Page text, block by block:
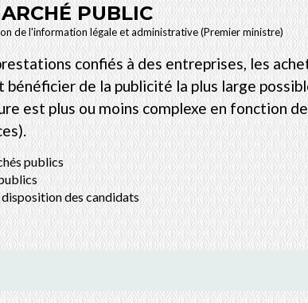
PUBLIC
de l'information légale et administrative (Premier ministre)
confiés à des entreprises, les
bénéficier de la publicité la plus large
est plus ou moins complexe en fonction
publics
des candidats